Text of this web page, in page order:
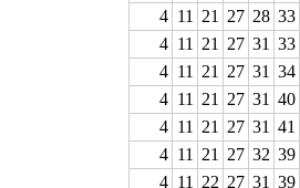
4 11 21 27 28 33
4 11 21 27 31 33
4 11 21 27 31 34
4 11 21 27 31 40
4 11 21 27 31 41
4 11 21 27 32 39
4 11 22 27 31 39